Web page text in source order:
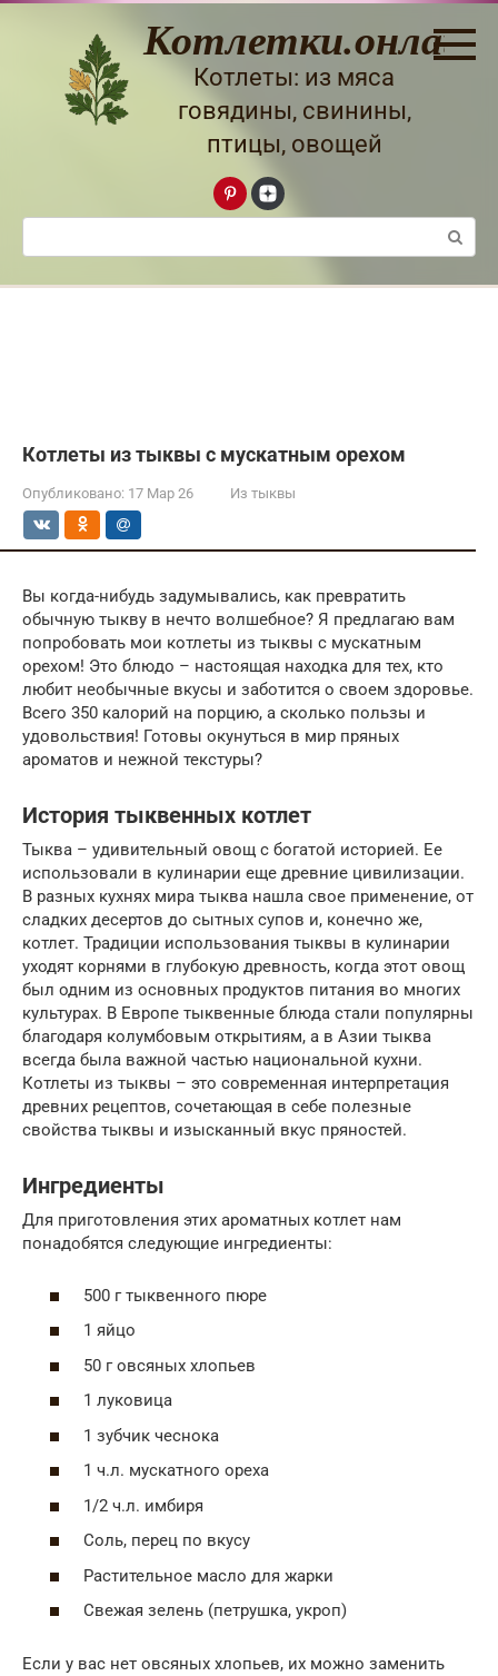
Перейти
Котлетки.онлайн
Котлеты: из мяса
говядины, свинины,
птицы, овощей
Поиск:
Котлеты из тыквы с мускатным орехом
Опубликовано: 17 Мар 26 Из тыквы
Вы когда-нибудь задумывались, как превратить
обычную тыкву в нечто волшебное? Я предлагаю вам
попробовать мои котлеты из тыквы с мускатным
орехом! Это блюдо – настоящая находка для тех, кто
любит необычные вкусы и заботится о своем здоровье.
Всего 350 калорий на порцию, а сколько пользы и
удовольствия! Готовы окунуться в мир пряных
ароматов и нежной текстуры?
История тыквенных котлет
Тыква – удивительный овощ с богатой историей. Ее
использовали в кулинарии еще древние цивилизации.
В разных кухнях мира тыква нашла свое применение, от
сладких десертов до сытных супов и, конечно же,
котлет. Традиции использования тыквы в кулинарии
уходят корнями в глубокую древность, когда этот овощ
был одним из основных продуктов питания во многих
культурах. В Европе тыквенные блюда стали популярны
благодаря колумбовым открытиям, а в Азии тыква
всегда была важной частью национальной кухни.
Котлеты из тыквы – это современная интерпретация
древних рецептов, сочетающая в себе полезные
свойства тыквы и изысканный вкус пряностей.
Ингредиенты
Для приготовления этих ароматных котлет нам
понадобятся следующие ингредиенты:
500 г тыквенного пюре
1 яйцо
50 г овсяных хлопьев
1 луковица
1 зубчик чеснока
1 ч.л. мускатного ореха
1/2 ч.л. имбиря
Соль, перец по вкусу
Растительное масло для жарки
Свежая зелень (петрушка, укроп)
Если у вас нет овсяных хлопьев, их можно заменить